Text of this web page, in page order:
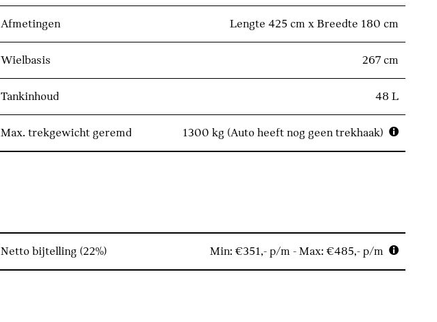
Afmetingen Lengte 425 cm x Breedte 180 cm
Wielbasis 267 cm
Tankinhoud 48 L
Max. trekgewicht geremd 1300 kg (Auto heeft nog geen trekhaak)
Netto bijtelling (22%) Min: €351,- p/m - Max: €485,- p/m